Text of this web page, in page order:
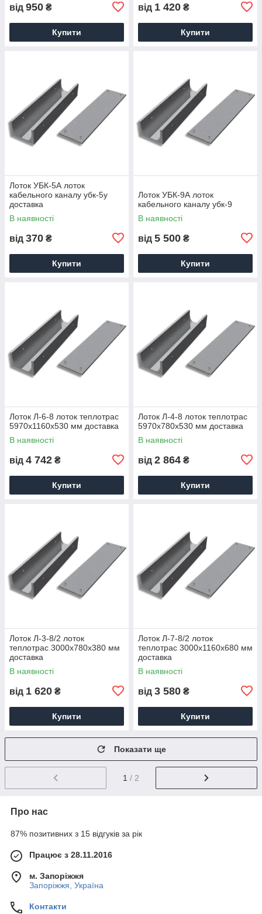
від 950 ₴
Купити
від 1 420 ₴
Купити
Лоток УБК-5А лоток
кабельного каналу убк-5у
доставка
В наявності
від 370 ₴
Купити
Лоток УБК-9А лоток
кабельного каналу убк-9
В наявності
від 5 500 ₴
Купити
Лоток Л-6-8 лоток теплотрас
5970х1160х530 мм доставка
В наявності
від 4 742 ₴
Купити
Лоток Л-4-8 лоток теплотрас
5970х780х530 мм доставка
В наявності
від 2 864 ₴
Купити
Лоток Л-3-8/2 лоток
теплотрас 3000х780х380 мм
доставка
В наявності
від 1 620 ₴
Купити
Лоток Л-7-8/2 лоток
теплотрас 3000х1160х680 мм
доставка
В наявності
від 3 580 ₴
Купити
Показати ще
1 / 2
Про нас
87% позитивних з 15 відгуків за рік
Працює з 28.11.2016
м. Запоріжжя
Запоріжжя, Україна
Контакти